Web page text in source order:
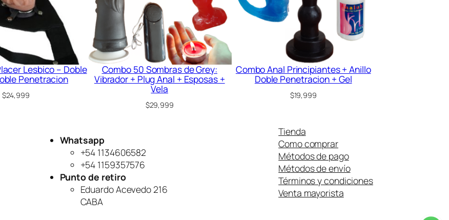
t
e
D
u
l
c
e
e
Lesbico – Doble
Penetracion
$24,999
Combo 50 Sombras de Grey:
Vibrador + Plug Anal + Esposas +
Vela
$29,999
Combo Anal Principiantes + Anillo
Doble Penetracion + Gel
$19,999
Whatsapp
+54 1134606582
+54 1159357576
Punto de retiro
Eduardo Acevedo 216
CABA
Tienda
Como comprar
Métodos de pago
Métodos de envío
Términos y condiciones
Venta mayorista